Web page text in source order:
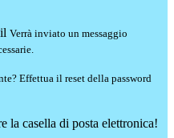
Verrà inviato un messaggio
Effettua il reset della password
la casella di posta elettronica!